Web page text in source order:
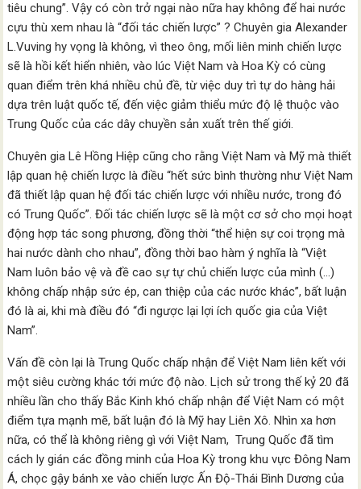
tiêu chung”. Vậy có còn trở ngại nào nữa hay không để hai nước
cựu thù xem nhau là “đối tác chiến lược” ? Chuyên gia Alexander
L.Vuving hy vọng là không, vì theo ông, mối liên minh chiến lược
sẽ là hồi kết hiển nhiên, vào lúc Việt Nam và Hoa Kỳ có cùng
quan điểm trên khá nhiều chủ đề, từ việc duy trì tự do hàng hải
dựa trên luật quốc tế, đến việc giảm thiểu mức độ lệ thuộc vào
Trung Quốc của các dây chuyền sản xuất trên thế giới.
Chuyên gia Lê Hồng Hiệp cũng cho rằng Việt Nam và Mỹ mà thiết
lập quan hệ chiến lược là điều “hết sức bình thường như Việt Nam
đã thiết lập quan hệ đối tác chiến lược với nhiều nước, trong đó
có Trung Quốc”. Đối tác chiến lược sẽ là một cơ sở cho mọi hoạt
động hợp tác song phương, đồng thời “thể hiện sự coi trọng mà
hai nước dành cho nhau”, đồng thời bao hàm ý nghĩa là “Việt
Nam luôn bảo vệ và đề cao sự tự chủ chiến lược của mình (…)
không chấp nhập sức ép, can thiệp của các nước khác”, bất luận
đó là ai, khi mà điều đó “đi ngược lại lợi ích quốc gia của Việt
Nam”.
Vấn đề còn lại là Trung Quốc chấp nhận để Việt Nam liên kết với
một siêu cường khác tới mức độ nào. Lịch sử trong thế kỷ 20 đã
nhiều lần cho thấy Bắc Kinh khó chấp nhận để Việt Nam có một
điểm tựa mạnh mẽ, bất luận đó là Mỹ hay Liên Xô. Nhìn xa hơn
nữa, có thể là không riêng gì với Việt Nam, Trung Quốc đã tìm
cách ly gián các đồng minh của Hoa Kỳ trong khu vực Đông Nam
Á, chọc gậy bánh xe vào chiến lược Ấn Độ-Thái Bình Dương của